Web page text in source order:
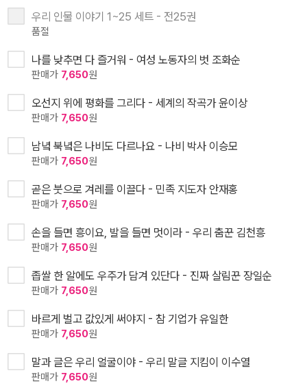
우리 인물 이야기 1~25 세트 - 전25권
품절
나를 낮추면 다 즐거워 - 여성 노동자의 벗 조화순
판매가 7,650원
오선지 위에 평화를 그리다 - 세계의 작곡가 윤이상
판매가 7,650원
남녘 북녘은 나비도 다르나요 - 나비 박사 이승모
판매가 7,650원
곧은 붓으로 겨레를 이끌다 - 민족 지도자 안재홍
판매가 7,650원
손을 들면 흥이요, 발을 들면 멋이라 - 우리 춤꾼 김천흥
판매가 7,650원
좁쌀 한 알에도 우주가 담겨 있단다 - 진짜 살림꾼 장일순
판매가 7,650원
바르게 벌고 값있게 써야지 - 참 기업가 유일한
판매가 7,650원
말과 글은 우리 얼굴이야 - 우리 말글 지킴이 이수열
판매가 7,650원